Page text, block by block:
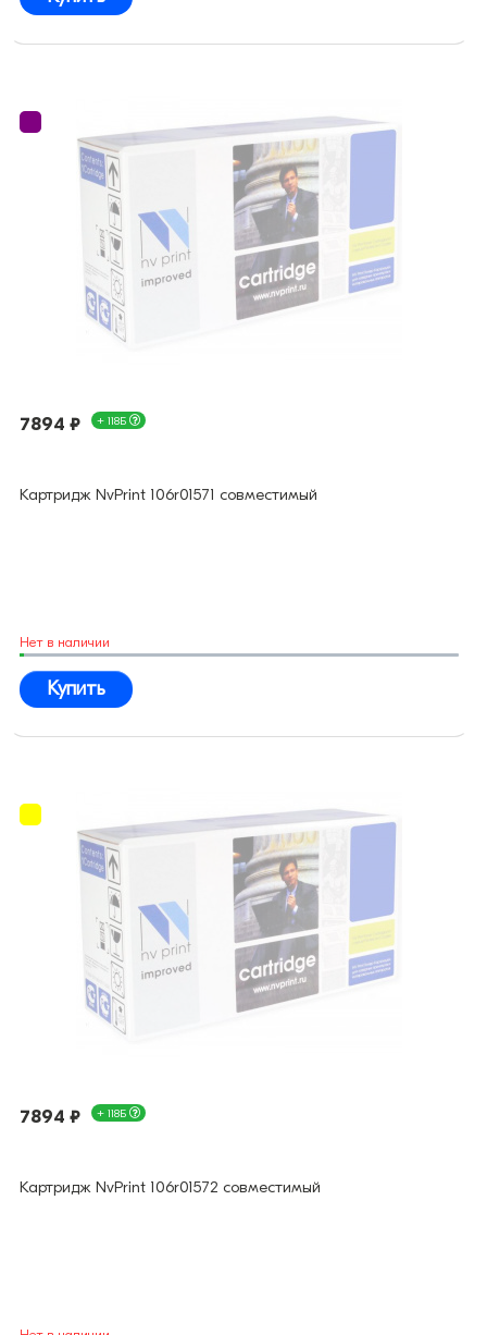
7894 ₽ + 118Б
Картридж NvPrint 106r01571 совместимый
Нет в наличии
Купить
7894 ₽ + 118Б
Картридж NvPrint 106r01572 совместимый